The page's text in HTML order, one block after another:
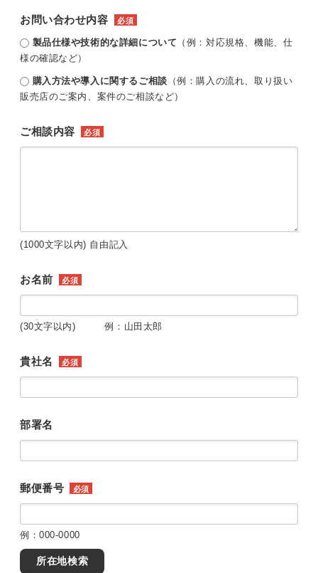
お問い合わせ内容 必須
製品仕様や技術的な詳細について （例：対応規格、機能、仕
様の確認など）
購入方法や導入に関するご相談 （例：購入の流れ、取り扱い
販売店のご案内、案件のご相談など）
ご相談内容 必須
(1000文字以内) 自由記入
お名前 必須
(30文字以内) 例：山田太郎
貴社名 必須
部署名
郵便番号 必須
例：000-0000
所在地検索